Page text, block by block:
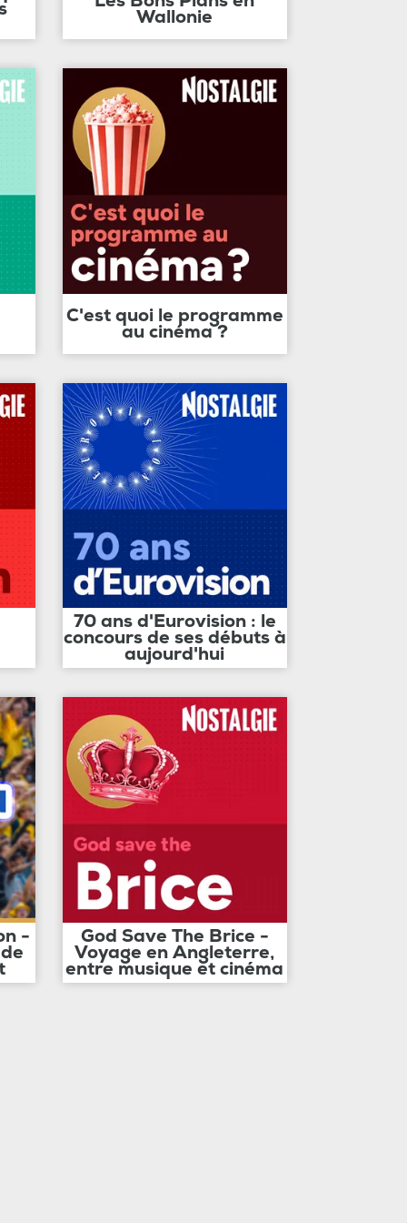
Wallonie
C'est quoi le programme
au cinéma ?
70 ans d'Eurovision : le
concours de ses débuts à
aujourd'hui
- God Save The Brice -
Voyage en Angleterre,
entre musique et cinéma